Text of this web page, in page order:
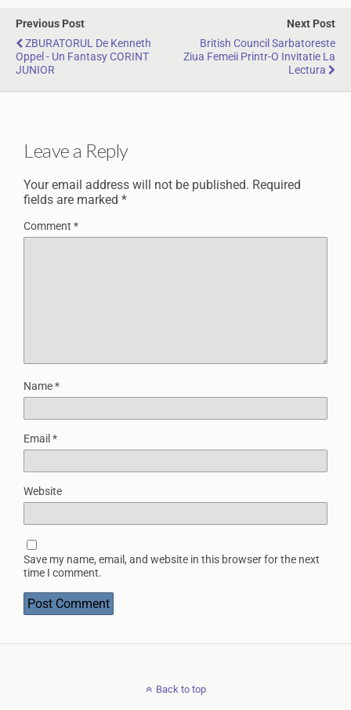
Previous Post
ZBURATORUL De Kenneth
Oppel - Un Fantasy CORINT
JUNIOR
Next Post
British Council Sarbatoreste
Ziua Femeii Printr-O Invitatie La
Lectura
Leave a Reply
Your email address will not be published. Required
fields are marked *
Comment *
Name*
Email *
Website
Save my name, email, and website in this browser for the next
time I comment.
Back to top